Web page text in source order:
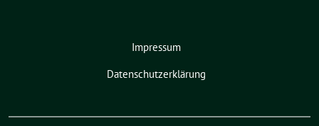
Impressum
Datenschutzerklärung